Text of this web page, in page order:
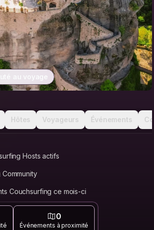
au voyage
Hôtes Voyageurs Événements
Hosts actifs
Community
Couchsurfing ce mois-ci
0
Événements à proximité